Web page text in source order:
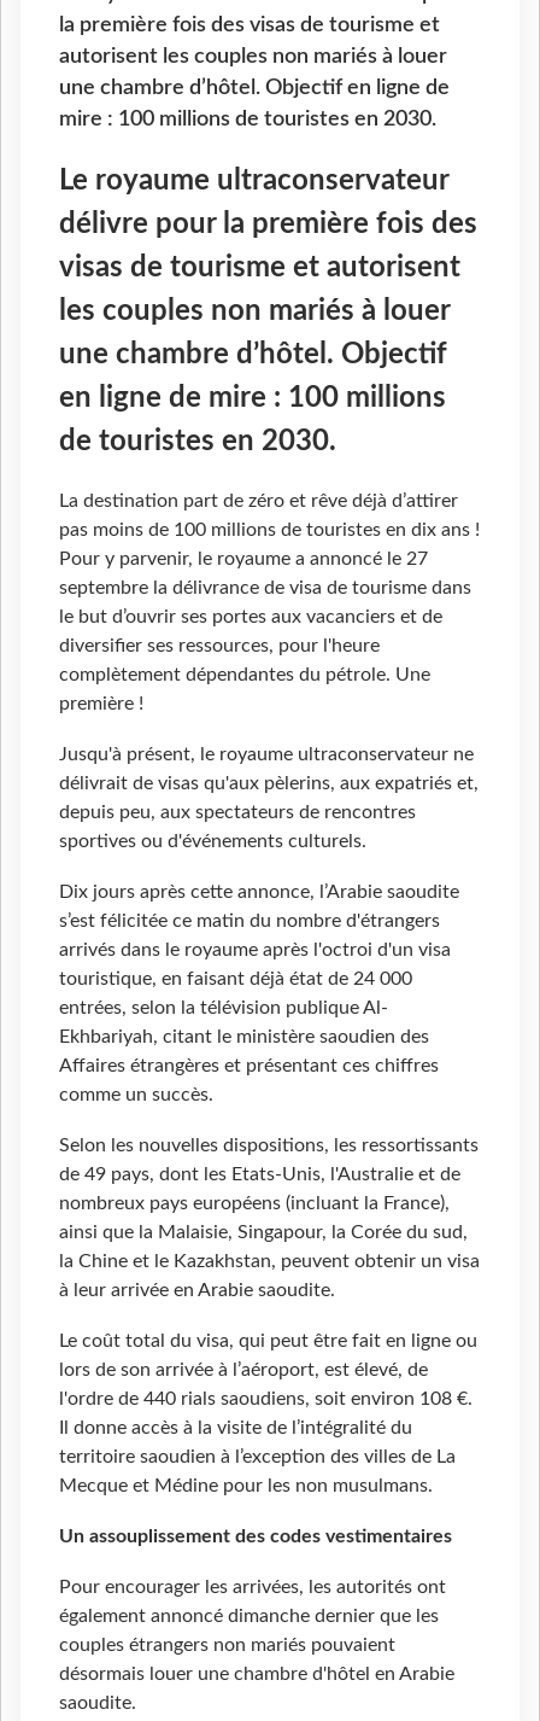
la première fois des visas de tourisme et
autorisent les couples non mariés à louer
une chambre d’hôtel. Objectif en ligne de
mire : 100 millions de touristes en 2030.
Le royaume ultraconservateur
délivre pour la première fois des
visas de tourisme et autorisent
les couples non mariés à louer
une chambre d’hôtel. Objectif
en ligne de mire : 100 millions
de touristes en 2030.
La destination part de zéro et rêve déjà d’attirer
pas moins de 100 millions de touristes en dix ans !
Pour y parvenir, le royaume a annoncé le 27
septembre la délivrance de visa de tourisme dans
le but d’ouvrir ses portes aux vacanciers et de
diversifier ses ressources, pour l'heure
complètement dépendantes du pétrole. Une
première !
Jusqu'à présent, le royaume ultraconservateur ne
délivrait de visas qu'aux pèlerins, aux expatriés et,
depuis peu, aux spectateurs de rencontres
sportives ou d'événements culturels.
Dix jours après cette annonce, l’Arabie saoudite
s’est félicitée ce matin du nombre d'étrangers
arrivés dans le royaume après l'octroi d'un visa
touristique, en faisant déjà état de 24 000
entrées, selon la télévision publique Al-
Ekhbariyah, citant le ministère saoudien des
Affaires étrangères et présentant ces chiffres
comme un succès.
Selon les nouvelles dispositions, les ressortissants
de 49 pays, dont les Etats-Unis, l'Australie et de
nombreux pays européens (incluant la France),
ainsi que la Malaisie, Singapour, la Corée du sud,
la Chine et le Kazakhstan, peuvent obtenir un visa
à leur arrivée en Arabie saoudite.
Le coût total du visa, qui peut être fait en ligne ou
lors de son arrivée à l’aéroport, est élevé, de
l'ordre de 440 rials saoudiens, soit environ 108 €.
Il donne accès à la visite de l’intégralité du
territoire saoudien à l’exception des villes de La
Mecque et Médine pour les non musulmans.
Un assouplissement des codes vestimentaires
Pour encourager les arrivées, les autorités ont
également annoncé dimanche dernier que les
couples étrangers non mariés pouvaient
désormais louer une chambre d'hôtel en Arabie
saoudite.